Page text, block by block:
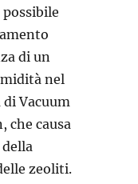
di un
nel
Vacuum
che causa
zeoliti.